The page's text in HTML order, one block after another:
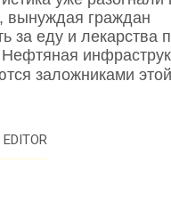
вынуждая граждан
за еду и лекарства
Нефтяная
заложниками этой
EDITOR